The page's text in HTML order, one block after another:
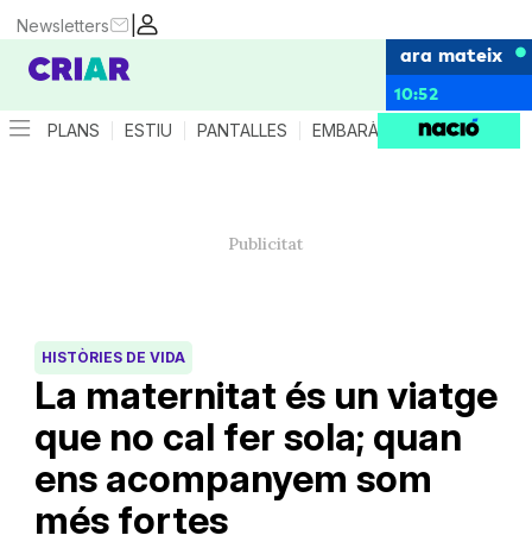
|
Newsletters
ara mateix
10:52
PLANS ESTIU PANTALLES EMBARÀS CRIANÇA
La maternitat és un viatge
que no cal fer sola; quan
ens acompanyem som
més fortes
HISTÒRIES DE VIDA